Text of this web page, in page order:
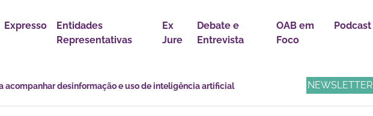
Expresso
Entidades
Representativas
Ex
Jure
Debate e
Entrevista
OAB em
Foco
Podcast
NEWSLETTER
para proteção de crianças e adolescentes contra conteúdos